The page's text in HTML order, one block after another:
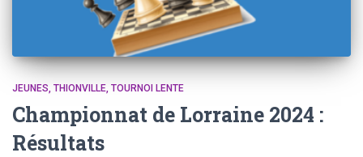
JEUNES THIONVILLE TOURNOI LENTE
Championnat de Lorraine 2024 :
Résultats